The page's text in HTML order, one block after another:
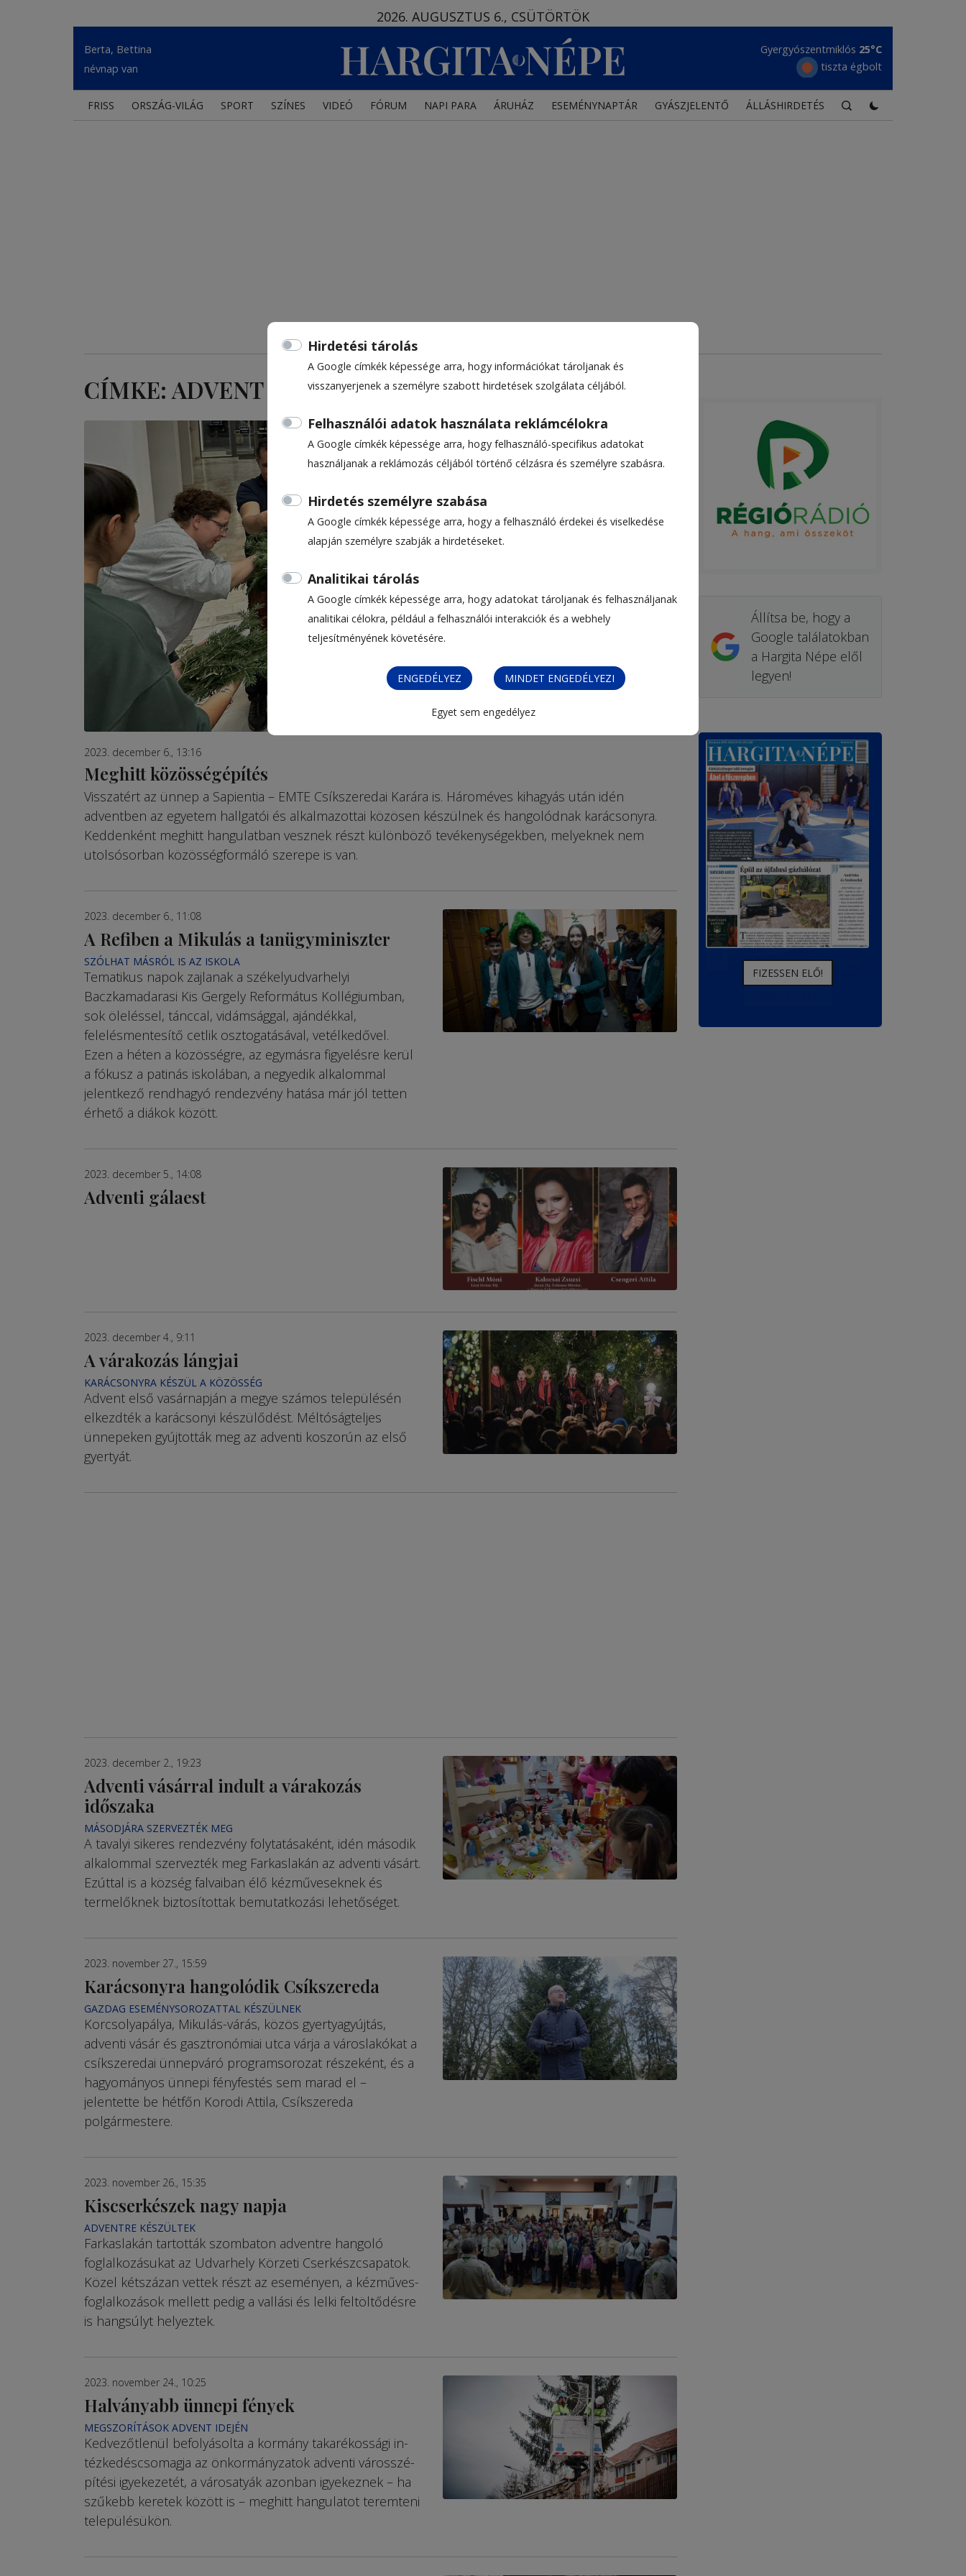
Hirdetési tárolás
A Google címkék képessége arra, hogy információkat tároljanak és
visszanyerjenek a személyre szabott hirdetések szolgálata céljából.
Felhasználói adatok használata reklámcélokra
A Google címkék képessége arra, hogy felhasználó-specifikus adatokat
használjanak a reklámozás céljából történő célzásra és személyre szabásra.
Hirdetés személyre szabása
A Google címkék képessége arra, hogy a felhasználó érdekei és viselkedése
alapján személyre szabják a hirdetéseket.
Analitikai tárolás
A Google címkék képessége arra, hogy adatokat tároljanak és felhasználjanak
analitikai célokra, például a felhasználói interakciók és a webhely
teljesítményének követésére.
ENGEDÉLYEZ MINDET ENGEDÉLYEZI
Egyet sem engedélyez
2026. AUGUSZTUS 6., CSÜTÖRTÖK
Berta, Bettina
névnap van
Gyergyószentmiklós 25°C
tiszta égbolt
FRISS ORSZÁG-VILÁG SPORT SZÍNES VIDEÓ FÓRUM NAPI PARA ÁRUHÁZ ESEMÉNYNAPTÁR GYÁSZJELENTŐ ÁLLÁSHIRDETÉS
CÍMKE: ADVENT
2023. december 6., 13:16
Meghitt közösségépítés
Visszatért az ünnep a Sapientia – EMTE Csíkszeredai Karára is. Hároméves kihagyás után idén
adventben az egyetem hallgatói és alkalmazottai közösen készülnek és hangolódnak karácsonyra.
Keddenként meghitt hangulatban vesznek részt különböző tevékenységekben, melyeknek nem
utolsósorban közösségformáló szerepe is van.
2023. december 6., 11:08
A Refiben a Mikulás a tanügyminiszter
SZÓLHAT MÁSRÓL IS AZ ISKOLA
Tematikus napok zajlanak a székelyudvarhelyi
Baczkamadarasi Kis Gergely Református Kollégiumban,
sok öleléssel, tánccal, vidámsággal, ajándékkal,
felelésmentesítő cetlik osztogatásával, vetélkedővel.
Ezen a héten a közösségre, az egymásra figyelésre kerül
a fókusz a patinás iskolában, a negyedik alkalommal
jelentkező rendhagyó rendezvény hatása már jól tetten
érhető a diákok között.
2023. december 5., 14:08
Adventi gálaest
2023. december 4., 9:11
A várakozás lángjai
KARÁCSONYRA KÉSZÜL A KÖZÖSSÉG
Advent első vasárnapján a megye számos településén
elkezdték a karácsonyi készülődést. Méltóságteljes
ünnepeken gyújtották meg az adventi koszorún az első
gyertyát.
2023. december 2., 19:23
Adventi vásárral indult a várakozás
időszaka
MÁSODJÁRA SZERVEZTÉK MEG
A tavalyi sikeres rendezvény folytatásaként, idén második
alkalommal szervezték meg Farkaslakán az adventi vásárt.
Ezúttal is a község falvaiban élő kézműveseknek és
termelőknek biztosítottak bemutatkozási lehetőséget.
2023. november 27., 15:59
Karácsonyra hangolódik Csíkszereda
GAZDAG ESEMÉNYSOROZATTAL KÉSZÜLNEK
Korcsolyapálya, Mikulás-várás, közös gyertyagyújtás,
adventi vásár és gasztronómiai utca várja a városlakókat a
csíkszeredai ünnepváró programsorozat részeként, és a
hagyományos ünnepi fényfestés sem marad el –
jelentette be hétfőn Korodi Attila, Csíkszereda
polgármestere.
2023. november 26., 15:35
Kiscserkészek nagy napja
ADVENTRE KÉSZÜLTEK
Farkaslakán tartották szombaton adventre hangoló
foglalkozásukat az Udvarhely Körzeti Cserkészcsapatok.
Közel kétszázan vettek részt az eseményen, a kézműves-
foglalkozások mellett pedig a vallási és lelki feltöltődésre
is hangsúlyt helyeztek.
2023. november 24., 10:25
Halványabb ünnepi fények
MEGSZORÍTÁSOK ADVENT IDEJÉN
Kedvezőtlenül befolyásolta a kormány takarékossági in­
téz­kedéscsomagja az önkormányzatok adventi vá­ros­szé­
pí­té­si igyekezetét, a városatyák azonban igyekeznek – ha
szűkebb keretek között is – meghitt hangulatot teremteni
településükön.
Állítsa be, hogy a
Google találatokban
a Hargita Népe elől
legyen!
FIZESSEN ELŐ!